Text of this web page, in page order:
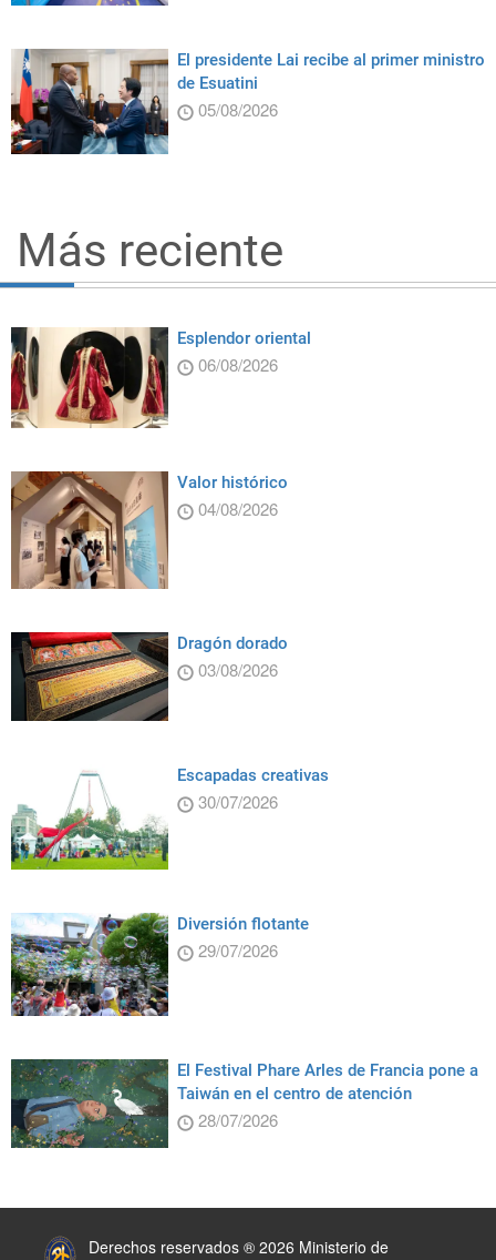
El presidente Lai recibe al primer ministro
de Esuatini
05/08/2026
Más reciente
Esplendor oriental
06/08/2026
Valor histórico
04/08/2026
Dragón dorado
03/08/2026
Escapadas creativas
30/07/2026
Diversión flotante
29/07/2026
El Festival Phare Arles de Francia pone a
Taiwán en el centro de atención
28/07/2026
Derechos reservados ® 2026 Ministerio de